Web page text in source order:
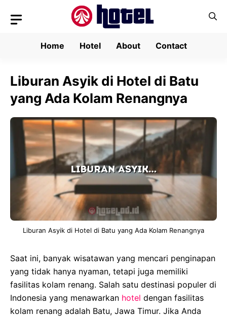
Home
Hotel About Contact
Liburan Asyik di Hotel di Batu
yang Ada Kolam Renangnya
Liburan Asyik di Hotel di Batu yang Ada Kolam Renangnya
Saat ini, banyak wisatawan yang mencari penginapan
yang tidak hanya nyaman, tetapi juga memiliki
fasilitas kolam renang. Salah satu destinasi populer di
Indonesia yang menawarkan hotel dengan fasilitas
kolam renang adalah Batu, Jawa Timur. Jika Anda